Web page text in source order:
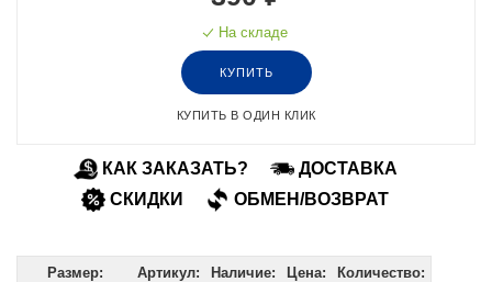
На складе
КУПИТЬ
КУПИТЬ В ОДИН КЛИК
КАК ЗАКАЗАТЬ?
ДОСТАВКА
СКИДКИ
ОБМЕН/ВОЗВРАТ
Размер: Артикул: Наличие: Цена: Количество: